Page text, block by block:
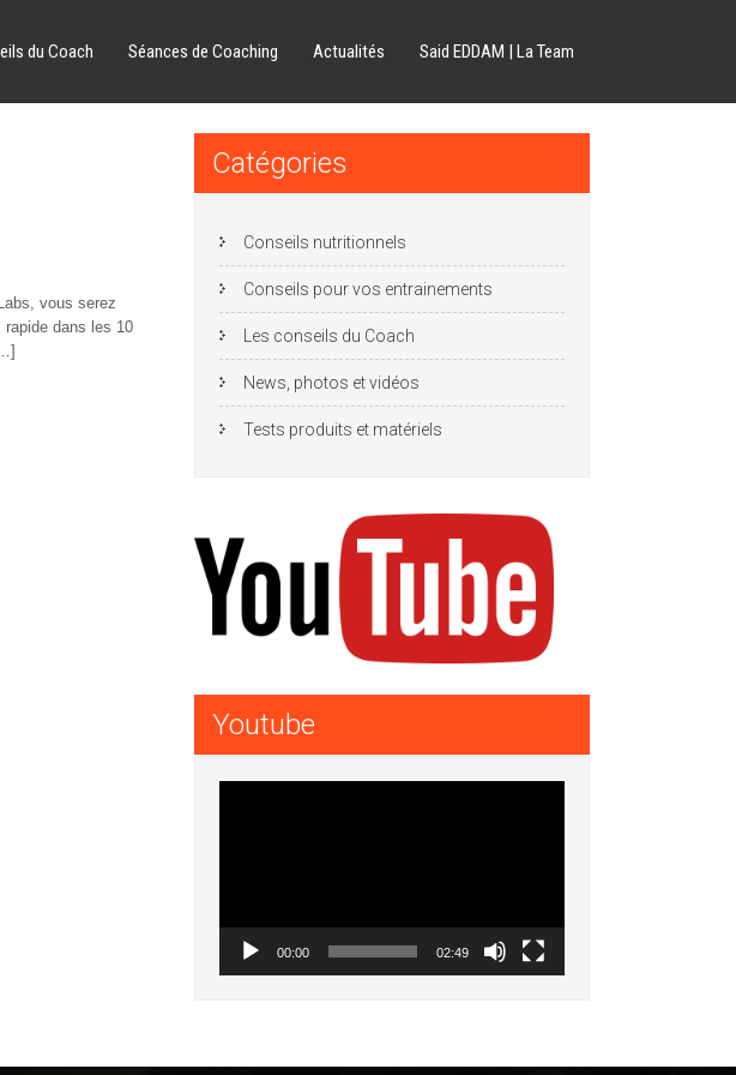
du Coach Séances de Coaching Actualités Said EDDAM | La Team
vous serez
dans les 10
Catégories
Conseils nutritionnels
Conseils pour vos entrainements
Les conseils du Coach
News, photos et vidéos
Tests produits et matériels
Youtube
00:00 02:49